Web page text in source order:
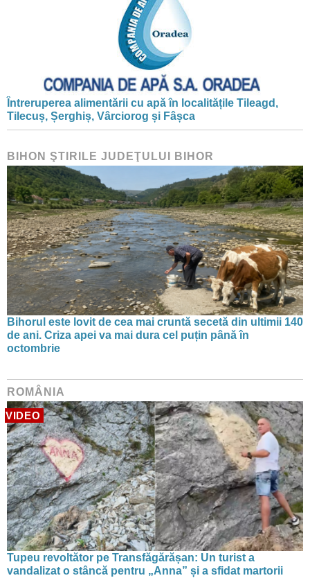
Întreruperea alimentării cu apă în localitățile Tileagd,
Tilecuș, Șerghiș, Vârciorog și Fâșca
BIHON ŞTIRILE JUDEŢULUI BIHOR
Bihorul este lovit de cea mai cruntă secetă din ultimii 140
de ani. Criza apei va mai dura cel puțin până în
octombrie
ROMÂNIA
VIDEO
Tupeu revoltător pe Transfăgărășan: Un turist a
vandalizat o stâncă pentru „Anna” și a sfidat martorii